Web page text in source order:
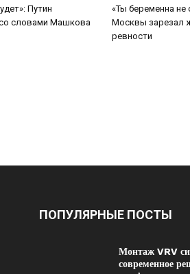
Путин
словами Машкова
«Ты беременна не
Москвы зарезал
ревности
ПОПУЛЯРНЫЕ ПОСТЫ
Монтаж VRV
современное